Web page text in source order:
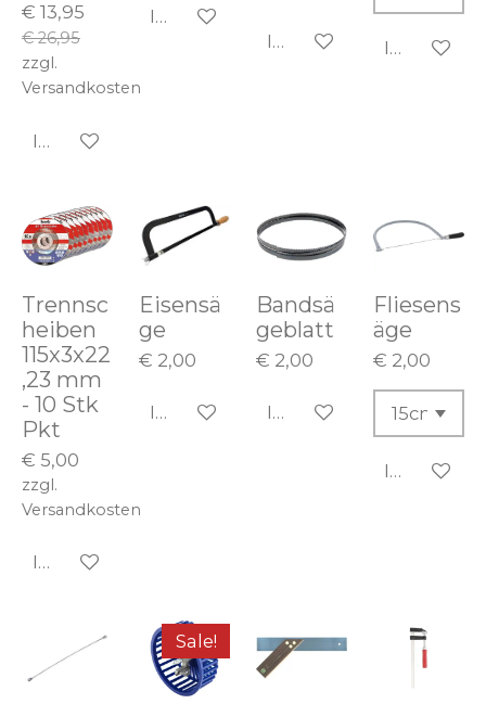
€ 13,95
€ 26,95
zzgl.
Versandkosten
In den Warenkorb
In den Warenkorb
In den Warenkorb
In den
Trennsc
heiben
115x3x22
,23 mm
- 10 Stk
Pkt
€ 5,00
zzgl.
Versandkosten
In den Warenkorb
Eisensä
ge
€ 2,00
In den Warenkorb
Bandsä
geblatt
€ 2,00
In den Warenkorb
Fliesens
äge
€ 2,00
In den
Sale!